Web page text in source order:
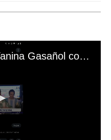
El mal momento de Yanina Gasañol con un hincha argentino en "Subrayado"